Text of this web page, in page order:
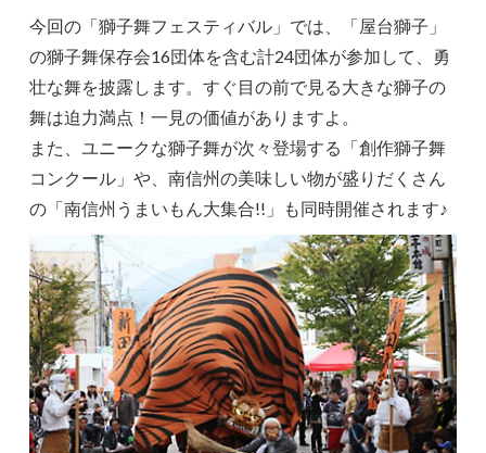
今回の「獅子舞フェスティバル」では、「屋台獅子」
の獅子舞保存会16団体を含む計24団体が参加して、勇
壮な舞を披露します。すぐ目の前で見る大きな獅子の
舞は迫力満点！一見の価値がありますよ。
また、ユニークな獅子舞が次々登場する「創作獅子舞
コンクール」や、南信州の美味しい物が盛りだくさん
の「南信州うまいもん大集合!!」も同時開催されます♪